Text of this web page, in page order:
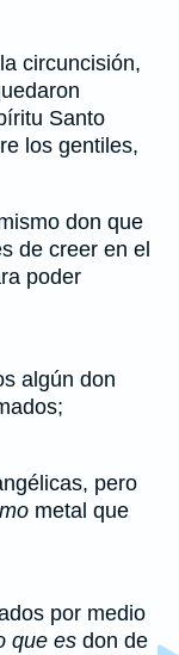
circuncisión,
Santo
los gentiles,
don que
de creer en el
poder
algún don
pero
metal que
por medio
que es don de